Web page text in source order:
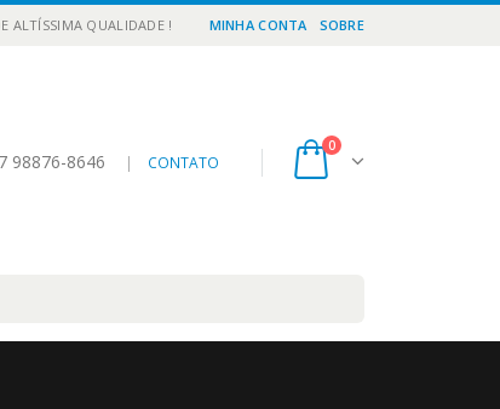
ALTÍSSIMA QUALIDADE ! MINHA CONTA SOBRE
98876-8646 | CONTATO
0